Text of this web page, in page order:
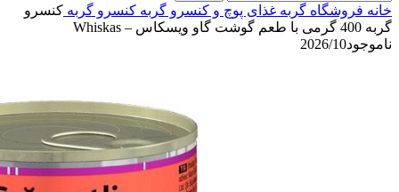
خانه فروشگاه گربه غذای پوچ و کنسرو گربه کنسرو گربه کنسرو
گربه 400 گرمی با طعم گوشت گاو ویسکاس – Whiskas
ناموجود2026/10